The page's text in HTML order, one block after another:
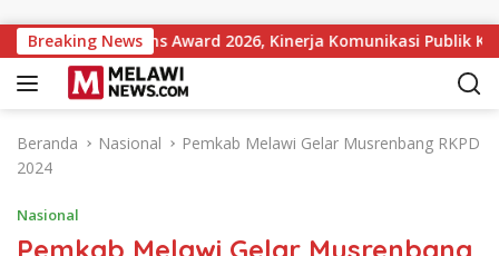
Breaking News
Institutions Award 2026, Kinerja Komunikasi Publik
Beranda Nasional
Pemkab Melawi Gelar Musrenbang RKPD
2024
Nasional
Pemkab Melawi Gelar Musrenbang